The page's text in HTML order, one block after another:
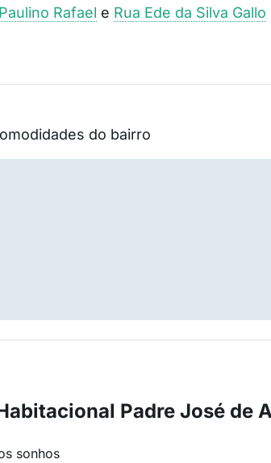
Rafael e Rua Ede da Silva Gallo
do bairro
Padre José de
sonhos